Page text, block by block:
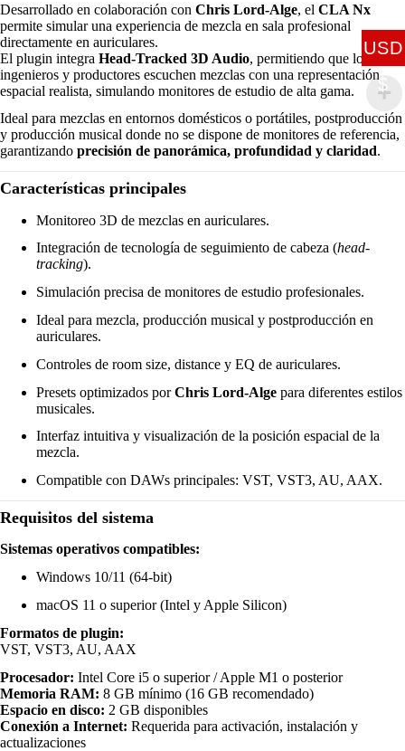
Desarrollado en colaboración con Chris Lord-Alge, el CLA Nx
permite simular una experiencia de mezcla en sala profesional
directamente en auriculares.
El plugin integra Head-Tracked 3D Audio, permitiendo que los
ingenieros y productores escuchen mezclas con una representación
espacial realista, simulando monitores de estudio de alta gama.
Ideal para mezclas en entornos domésticos o portátiles, postproducción
y producción musical donde no se dispone de monitores de referencia,
garantizando precisión de panorámica, profundidad y claridad.
Características principales
Monitoreo 3D de mezclas en auriculares.
Integración de tecnología de seguimiento de cabeza (head-
tracking).
Simulación precisa de monitores de estudio profesionales.
Ideal para mezcla, producción musical y postproducción en
auriculares.
Controles de room size, distance y EQ de auriculares.
Presets optimizados porChris Lord-Alge para diferentes estilos
musicales.
Interfaz intuitiva y visualización de la posición espacial de la
mezcla.
Compatible con DAWs principales: VST, VST3, AU, AAX.
Requisitos del sistema
Sistemas operativos compatibles:
Windows 10/11 (64-bit)
macOS 11 o superior (Intel y Apple Silicon)
Formatos de plugin:
VST, VST3, AU, AAX
Procesador: Intel Core i5 o superior / Apple M1 o posterior
Memoria RAM: 8 GB mínimo (16 GB recomendado)
Espacio en disco: 2 GB disponibles
Conexión a Internet: Requerida para activación, instalación y
actualizaciones
USD
$